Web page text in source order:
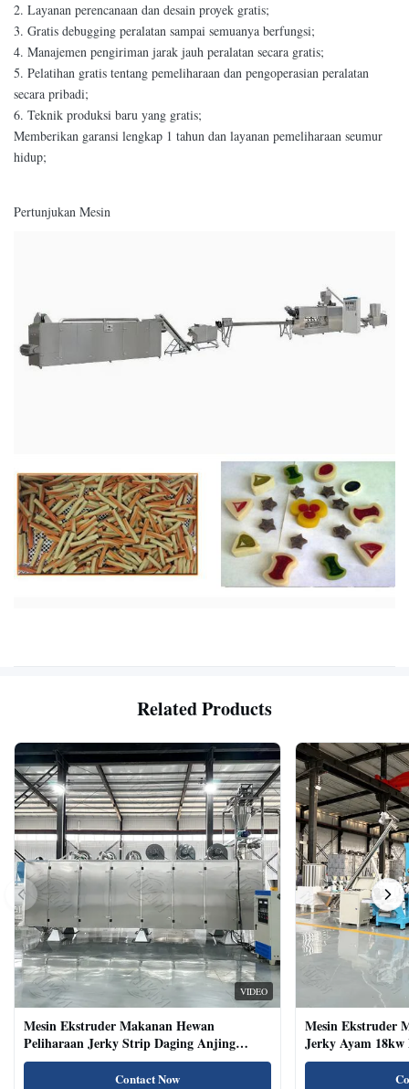
2. Layanan perencanaan dan desain proyek gratis;
3. Gratis debugging peralatan sampai semuanya berfungsi;
4. Manajemen pengiriman jarak jauh peralatan secara gratis;
5. Pelatihan gratis tentang pemeliharaan dan pengoperasian peralatan
secara pribadi;
6. Teknik produksi baru yang gratis;
Memberikan garansi lengkap 1 tahun dan layanan pemeliharaan seumur
hidup;
Pertunjukan Mesin
Related Products
VIDEO
Mesin Ekstruder Makanan Hewan
Peliharaan Jerky Strip Daging Anjing
Dengan Sistem Baki Otomatis
Contact Now
Mesin Ekstruder
Jerky Ayam
Kucing Kering